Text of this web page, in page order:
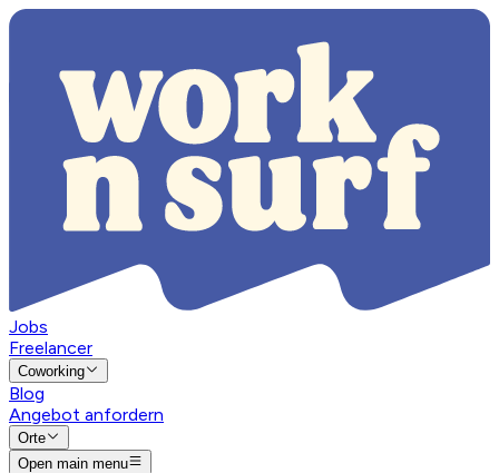
Jobs
Freelancer
Coworking
Blog
Angebot anfordern
Orte
Open main menu